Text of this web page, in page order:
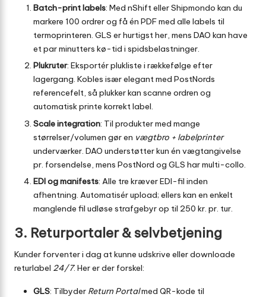
Batch-print labels: Med nShift eller Shipmondo kan du
markere 100 ordrer og få én PDF med alle labels til
termoprinteren. GLS er hurtigst her, mens DAO kan have
et par minutters kø-tid i spidsbelastninger.
Plukruter: Eksportér plukliste i rækkefølge efter
lagergang. Kobles især elegant med PostNords
referencefelt, så plukker kan scanne ordren og
automatisk printe korrekt label.
Scale integration: Til produkter med mange
størrelser/volumen gør en vægtbro + labelprinter
underværker. DAO understøtter kun én vægtangivelse
pr. forsendelse, mens PostNord og GLS har multi-collo.
EDI og manifests: Alle tre kræver EDI-fil inden
afhentning. Automatisér upload; ellers kan en enkelt
manglende fil udløse strafgebyr op til 250 kr. pr. tur.
3. Returportaler & selvbetjening
Kunder forventer i dag at kunne udskrive eller downloade
returlabel 24/7. Her er der forskel:
GLS: Tilbyder Return Portalmed QR-kode til